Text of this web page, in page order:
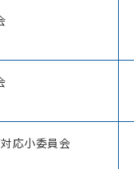
応小委員会